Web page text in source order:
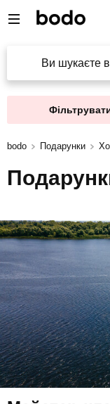
Ви шукаєте
bodo Подарунки